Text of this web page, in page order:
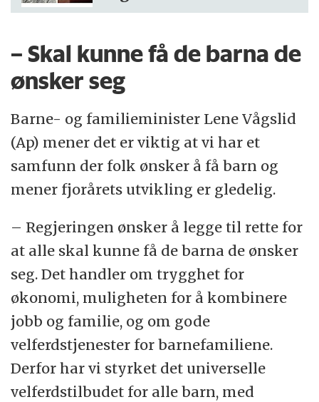
– Skal kunne få de barna de
ønsker seg
Barne- og familieminister Lene Vågslid
(Ap) mener det er viktig at vi har et
samfunn der folk ønsker å få barn og
mener fjorårets utvikling er gledelig.
– Regjeringen ønsker å legge til rette for
at alle skal kunne få de barna de ønsker
seg. Det handler om trygghet for
økonomi, muligheten for å kombinere
jobb og familie, og om gode
velferdstjenester for barnefamiliene.
Derfor har vi styrket det universelle
velferdstilbudet for alle barn, med